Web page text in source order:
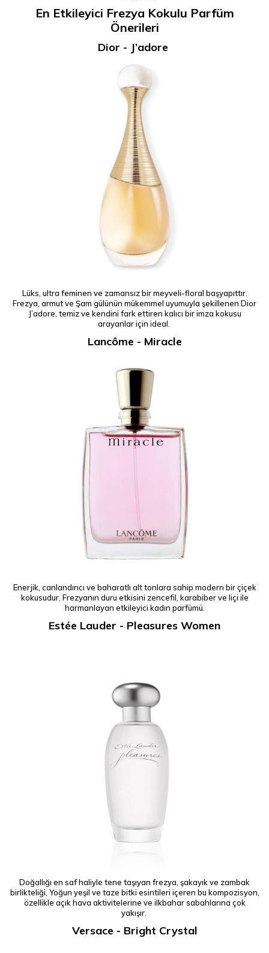
En Etkileyici Frezya Kokulu Parfüm
Önerileri
Dior - J’adore
Lüks, ultra feminen ve zamansız bir meyveli-floral başyapıttır.
Frezya, armut ve Şam gülünün mükemmel uyumuyla şekillenen Dior
J’adore, temiz ve kendini fark ettiren kalıcı bir imza kokusu
arayanlar için ideal.
Lancôme - Miracle
Enerjik, canlandırıcı ve baharatlı alt tonlara sahip modern bir çiçek
kokusudur. Frezyanın duru etkisini zencefil, karabiber ve liçi ile
harmanlayan etkileyici kadın parfümü.
Estée Lauder - Pleasures Women
Doğallığı en saf haliyle tene taşıyan frezya, şakayık ve zambak
birlikteliği, Yoğun yeşil ve taze bitki esintileri içeren bu kompozisyon,
özellikle açık hava aktivitelerine ve ilkbahar sabahlarına çok
yakışır.
Versace - Bright Crystal